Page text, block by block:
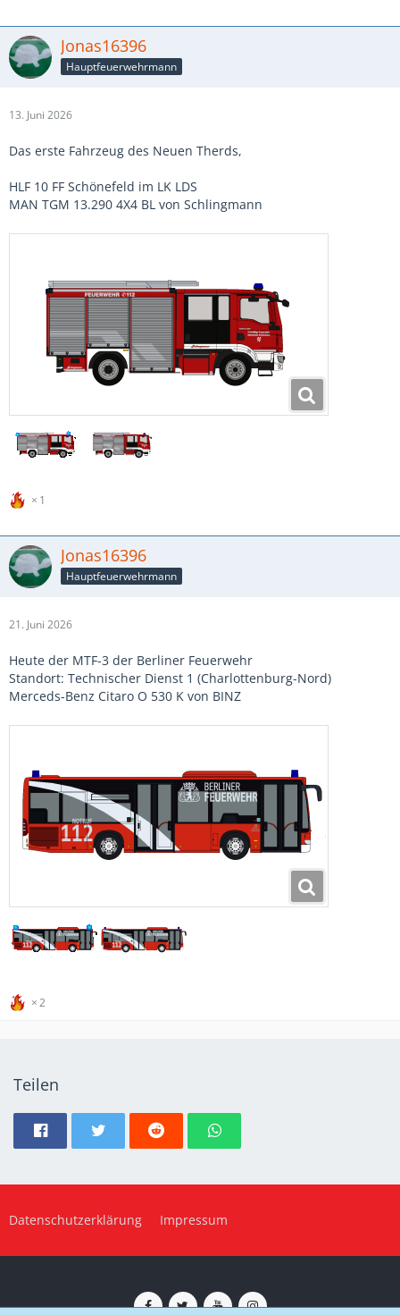
Jonas16396
Hauptfeuerwehrmann
13. Juni 2026
Das erste Fahrzeug des Neuen Therds,
HLF 10 FF Schönefeld im LK LDS
MAN TGM 13.290 4X4 BL von Schlingmann
1
Jonas16396
Hauptfeuerwehrmann
21. Juni 2026
Heute der MTF-3 der Berliner Feuerwehr
Standort: Technischer Dienst 1 (Charlottenburg-Nord)
Merceds-Benz Citaro O 530 K von BINZ
2
Teilen
Datenschutzerklärung Impressum